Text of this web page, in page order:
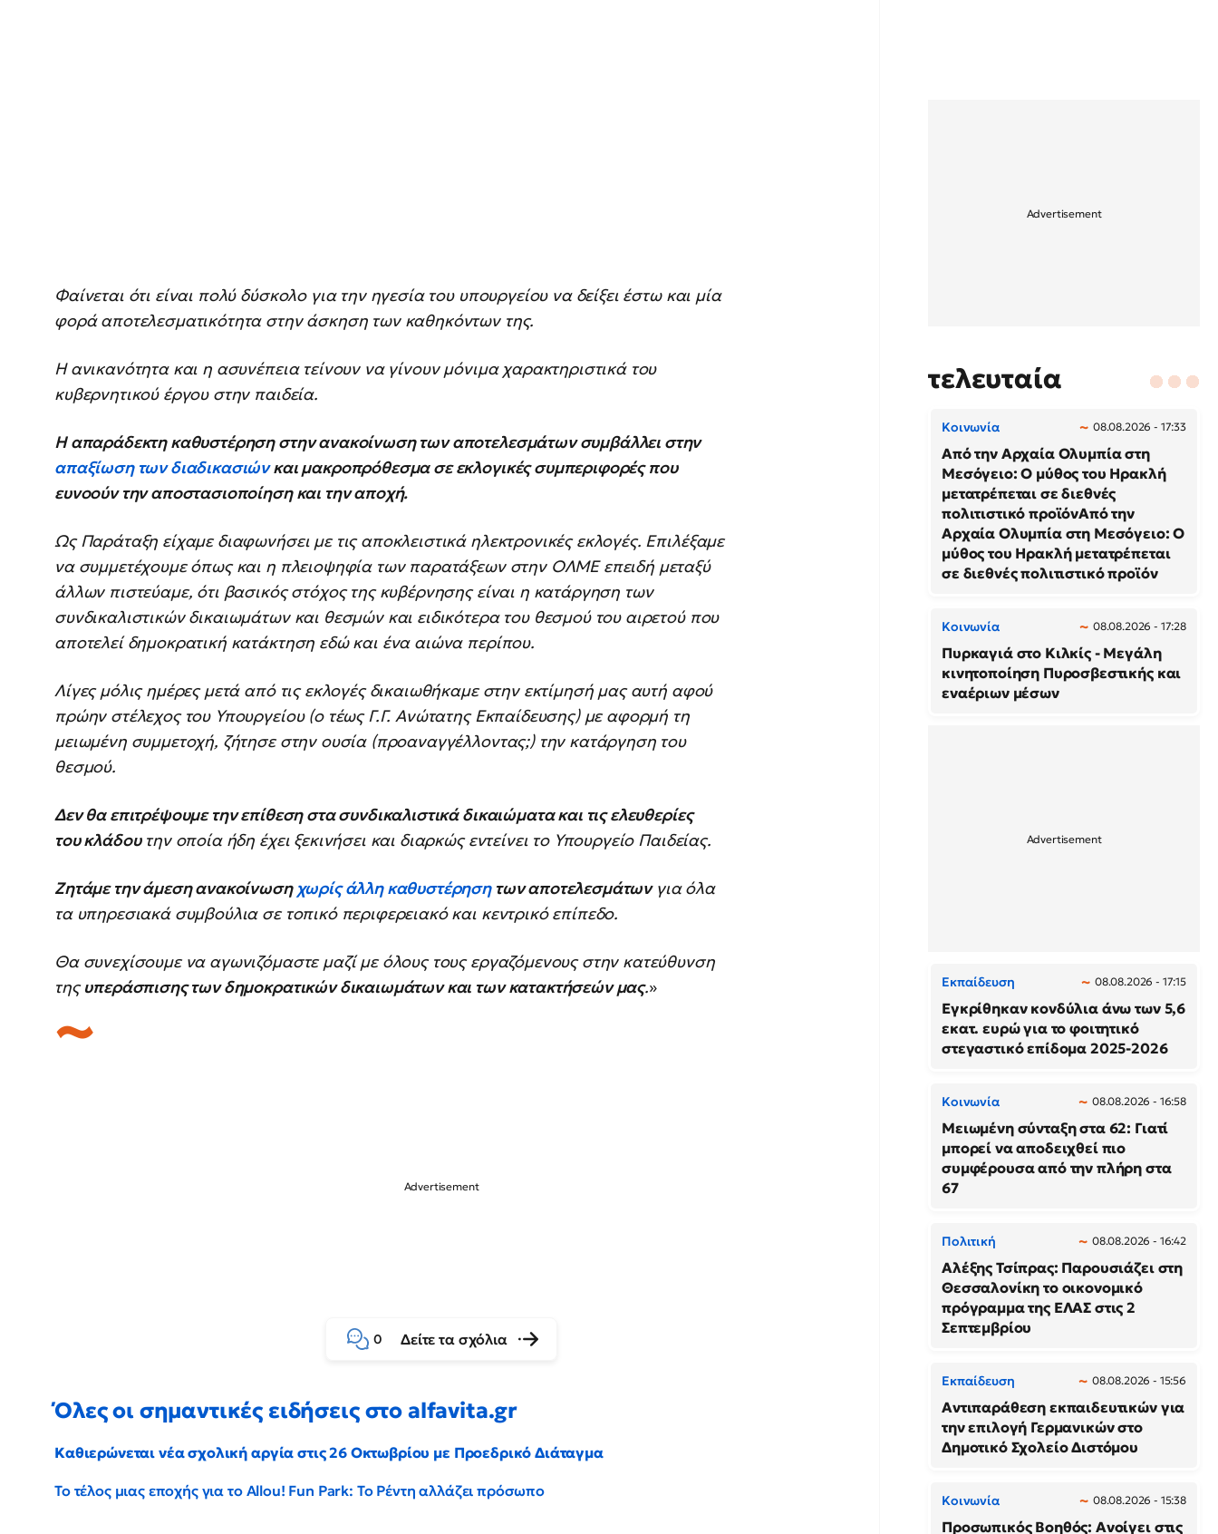
Φαίνεται ότι είναι πολύ δύσκολο για την ηγεσία του υπουργείου να δείξει έστω και μία
φορά αποτελεσματικότητα στην άσκηση των καθηκόντων της.
Η ανικανότητα και η ασυνέπεια τείνουν να γίνουν μόνιμα χαρακτηριστικά του
κυβερνητικού έργου στην παιδεία.
Η απαράδεκτη καθυστέρηση στην ανακοίνωση των αποτελεσμάτων συμβάλλει στην
απαξίωση των διαδικασιώνκαι μακροπρόθεσμα σε εκλογικές συμπεριφορές που
ευνοούν την αποστασιοποίηση και την αποχή.
Ως Παράταξη είχαμε διαφωνήσει με τις αποκλειστικά ηλεκτρονικές εκλογές. Επιλέξαμε
να συμμετέχουμε όπως και η πλειοψηφία των παρατάξεων στην ΟΛΜΕ επειδή μεταξύ
άλλων πιστεύαμε, ότι βασικός στόχος της κυβέρνησης είναι η κατάργηση των
συνδικαλιστικών δικαιωμάτων και θεσμών και ειδικότερα του θεσμού του αιρετού που
αποτελεί δημοκρατική κατάκτηση εδώ και ένα αιώνα περίπου.
Λίγες μόλις ημέρες μετά από τις εκλογές δικαιωθήκαμε στην εκτίμησή μας αυτή αφού
πρώην στέλεχος του Υπουργείου (ο τέως Γ.Γ. Ανώτατης Εκπαίδευσης) με αφορμή τη
μειωμένη συμμετοχή, ζήτησε στην ουσία (προαναγγέλλοντας;) την κατάργηση του
θεσμού.
Δεν θα επιτρέψουμε την επίθεση στα συνδικαλιστικά δικαιώματα και τις ελευθερίες
του κλάδουτην οποία ήδη έχει ξεκινήσει και διαρκώς εντείνει το Υπουργείο Παιδείας.
Ζητάμε την άμεση ανακοίνωση χωρίς άλλη καθυστέρησητων αποτελεσμάτωνγια όλα
τα υπηρεσιακά συμβούλια σε τοπικό περιφερειακό και κεντρικό επίπεδο.
Θα συνεχίσουμε να αγωνιζόμαστε μαζί με όλους τους εργαζόμενους στην κατεύθυνση
τηςυπεράσπισης των δημοκρατικών δικαιωμάτων και των κατακτήσεών μας.»
0 Δείτε τα σχόλια
Όλες οι σημαντικές ειδήσεις στο alfavita.gr
Καθιερώνεται νέα σχολική αργία στις 26 Οκτωβρίου με Προεδρικό Διάταγμα
Το τέλος μιας εποχής για το Allou! Fun Park: Το Ρέντη αλλάζει πρόσωπο
τελευταία
Κοινωνία 08.08.2026 - 17:33
Από την Αρχαία Ολυμπία στη
Μεσόγειο: Ο μύθος του Ηρακλή
μετατρέπεται σε διεθνές
πολιτιστικό προϊόνΑπό την
Αρχαία Ολυμπία στη Μεσόγειο: Ο
μύθος του Ηρακλή μετατρέπεται
σε διεθνές πολιτιστικό προϊόν
Κοινωνία 08.08.2026 - 17:28
Πυρκαγιά στο Κιλκίς - Μεγάλη
κινητοποίηση Πυροσβεστικής και
εναέριων μέσων
Εκπαίδευση 08.08.2026 - 17:15
Εγκρίθηκαν κονδύλια άνω των 5,6
εκατ. ευρώ για το φοιτητικό
στεγαστικό επίδομα 2025-2026
Κοινωνία 08.08.2026 - 16:58
Μειωμένη σύνταξη στα 62: Γιατί
μπορεί να αποδειχθεί πιο
συμφέρουσα από την πλήρη στα
67
Πολιτική 08.08.2026 - 16:42
Αλέξης Τσίπρας: Παρουσιάζει στη
Θεσσαλονίκη το οικονομικό
πρόγραμμα της ΕΛΑΣ στις 2
Σεπτεμβρίου
Εκπαίδευση 08.08.2026 - 15:56
Αντιπαράθεση εκπαιδευτικών για
την επιλογή Γερμανικών στο
Δημοτικό Σχολείο Διστόμου
Κοινωνία 08.08.2026 - 15:38
Προσωπικός Βοηθός: Ανοίγει στις